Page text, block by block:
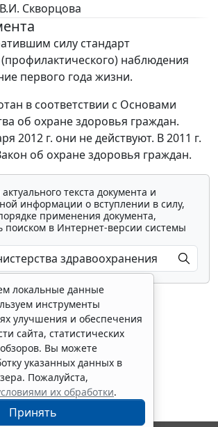
В.И. Скворцова
силу стандарт
наблюдения
первого года жизни.
в соответствии с Основами
об охране здоровья граждан.
2012 г. они не действуют. В 2011 г.
об охране здоровья граждан.
текста документа и
информации о вступлении в силу,
применения документа,
поиском в Интернет-версии системы
Показать все материалы
локальные данные
инструменты
улучшения и обеспечения
сайта, статистических
Вы можете
указанных данных в
Пожалуйста,
их обработки.
Принять